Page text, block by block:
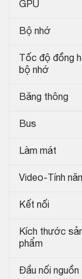
GPU
Bộ nhớ
Tốc độ đồng
bộ nhớ
Băng thông
Bus
Làm mát
Video-Tính
Kết nối
Kích thước
phẩm
Đầu nối nguồn